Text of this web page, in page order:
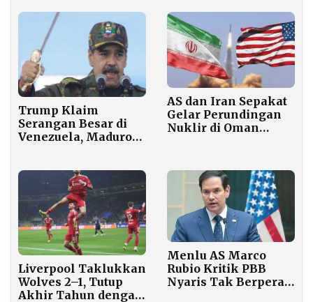
Indonesia
Trump Klaim
Serangan Besar di
Venezuela, Maduro
Negeri
AS dan Iran Sepakat
Gelar Perundingan
Nuklir di Oman
Meningkat
Liverpool Taklukkan
Wolves 2–1, Tutup
Akhir Tahun dengan
Menlu AS Marco
Rubio Kritik PBB
Nyaris Tak Berperan